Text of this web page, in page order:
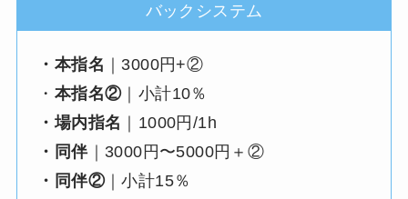
バックシステム
・本指名 ｜3000円+②
・ 本指名②｜小計10％
・場内指名 ｜1000円/1h
・同伴｜3000円〜5000円＋②
・同伴②｜小計15％